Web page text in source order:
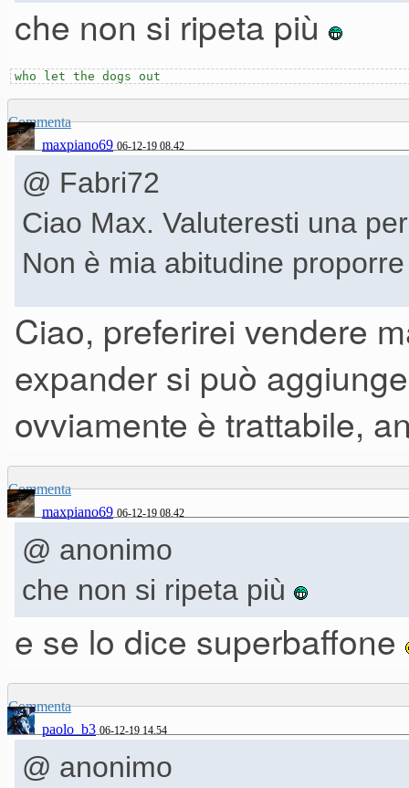
che non si ripeta più
who let the dogs out
Commenta
maxpiano69 06-12-19 08.42
@ Fabri72
Ciao Max. Valuteresti una
Non è mia abitudine
[Edit] Asp, non sono poi così
Ho scritto di getto perchè
Ciao, preferirei vendere
expander si può
ovviamente è trattabile,
Commenta
maxpiano69 06-12-19 08.42
@ anonimo
che non si ripeta più
e se lo dice superbaffone
Commenta
paolo_b3 06-12-19 14.54
@ anonimo